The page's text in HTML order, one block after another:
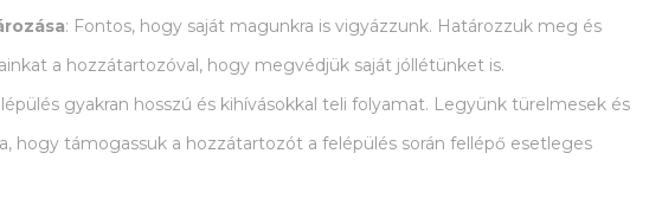
: Fontos, hogy saját magunkra is vigyázzunk. Határozzuk meg és
a hozzátartozóval, hogy megvédjük saját jóllétünket is.
gyakran hosszú és kihívásokkal teli folyamat. Legyünk türelmesek és
hogy támogassuk a hozzátartozót a felépülés során fellépő esetleges